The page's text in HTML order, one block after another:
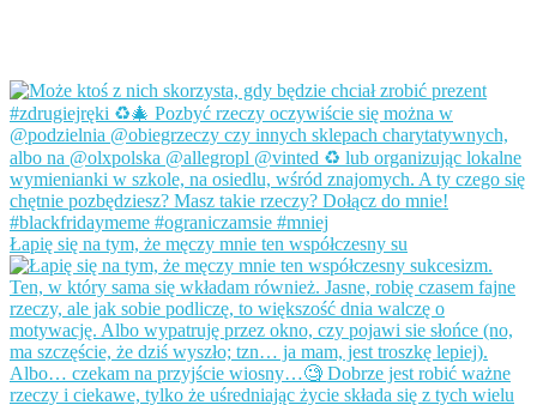
Łapię się na tym, że męczy mnie ten współczesny su